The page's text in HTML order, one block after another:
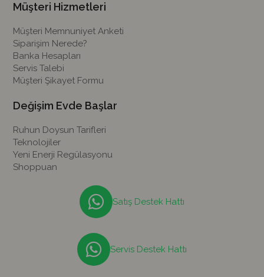
Müşteri Hizmetleri
Müşteri Memnuniyet Anketi
Siparişim Nerede?
Banka Hesapları
Servis Talebi
Müşteri Şikayet Formu
Değişim Evde Başlar
Ruhun Doysun Tarifleri
Teknolojiler
Yeni Enerji Regülasyonu
Shoppuan
Satış Destek Hattı
Servis Destek Hattı